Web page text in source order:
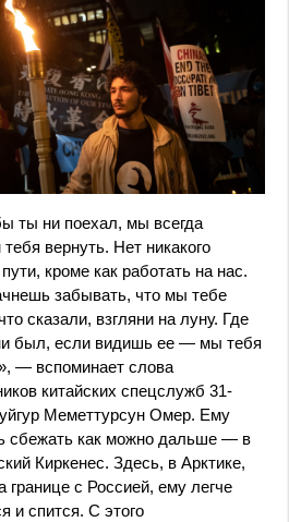
ты ни поехал, мы всегда
вернуть. Нет никакого
пути, кроме как работать на нас.
забывать, что мы тебе
сказали, взгляни на луну. Где
был, если видишь ее — мы тебя
— вспоминает слова
китайских спецслужб 31-
Меметтурсун Омер. Ему
сбежать как можно дальше — в
Киркенес. Здесь, в Арктике,
границе с Россией, ему легче
и спится. С этого